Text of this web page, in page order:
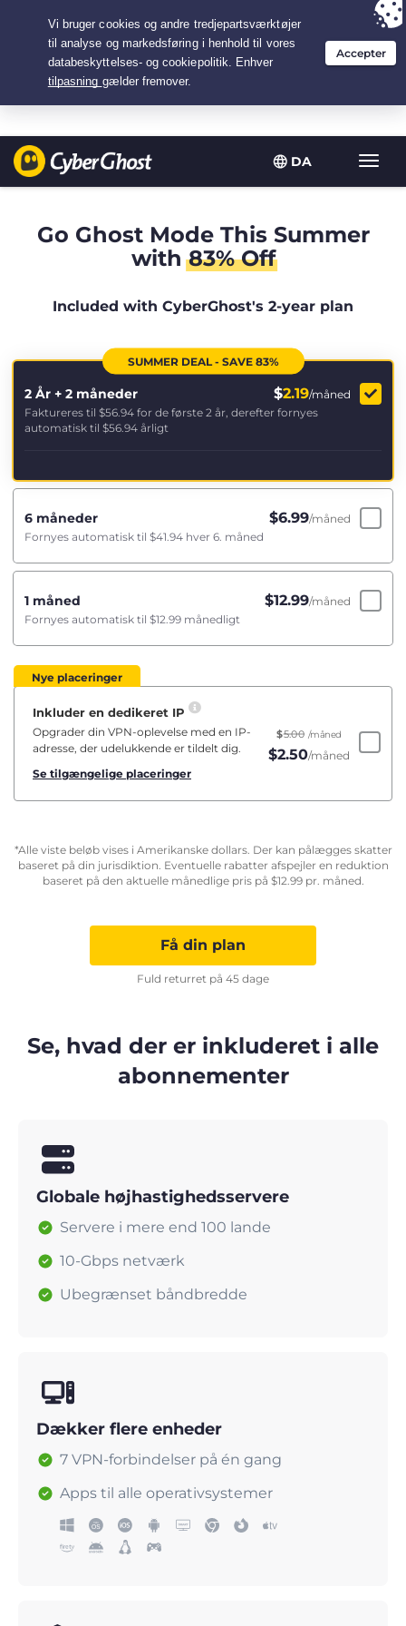
DA
Slå
Your choice:The Best Dealfor 2.1666666666667-years at $
/month
Go Ghost Mode This Summer
with83% Off
Included with CyberGhost's 2-year plan
SUMMER DEAL - SAVE 83%
2 År + 2 måneder $2.19/måned
Faktureres til $56.94 for de første 2 år, derefter fornyes
automatisk til $56.94 årligt
6 måneder $6.99/måned
Fornyes automatisk til $41.94 hver 6. måned
1 måned $12.99/måned
Fornyes automatisk til $12.99 månedligt
Nye placeringer
Inkluder en dedikeret IP
Opgrader din VPN-oplevelse med en IP-
adresse, der udelukkende er tildelt dig.
Se tilgængelige placeringer
$5.00 /måned
$2.50/måned
*Alle viste beløb vises i Amerikanske dollars. Der kan pålægges skatter
baseret på din jurisdiktion. Eventuelle rabatter afspejler en reduktion
baseret på den aktuelle månedlige pris på $12.99pr. måned.
Få din plan
Fuld returret på 45 dage
Se, hvad der er inkluderet i alle
abonnementer
Globale højhastighedsservere
Servere i mere end 100 lande
10-Gbps netværk
Ubegrænset båndbredde
Dækker flere enheder
7 VPN-forbindelser på én gang
Apps til alle operativsystemer